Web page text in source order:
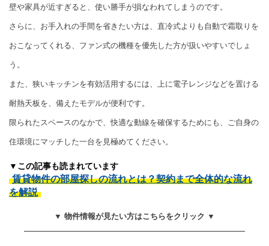
壁や家具が近すぎると、使い勝手が損なわれてしまうのです。
さらに、お手入れの手間を省きたい方は、直冷式よりも自動で霜取りを
おこなってくれる、ファン式の機種を優先した方が扱いやすいでしょ
う。
また、狭いキッチンを有効活用するには、上に電子レンジなどを置ける
耐熱天板を、備えたモデルが便利です。
限られたスペースのなかで、快適な動線を確保するためにも、ご自身の
住環境にマッチした一台を見極めてください。
▼この記事も読まれています
賃貸物件の部屋探しの流れとは？契約まで全体的な流れ
を解説
▼ 物件情報が見たい方はこちらをクリック ▼